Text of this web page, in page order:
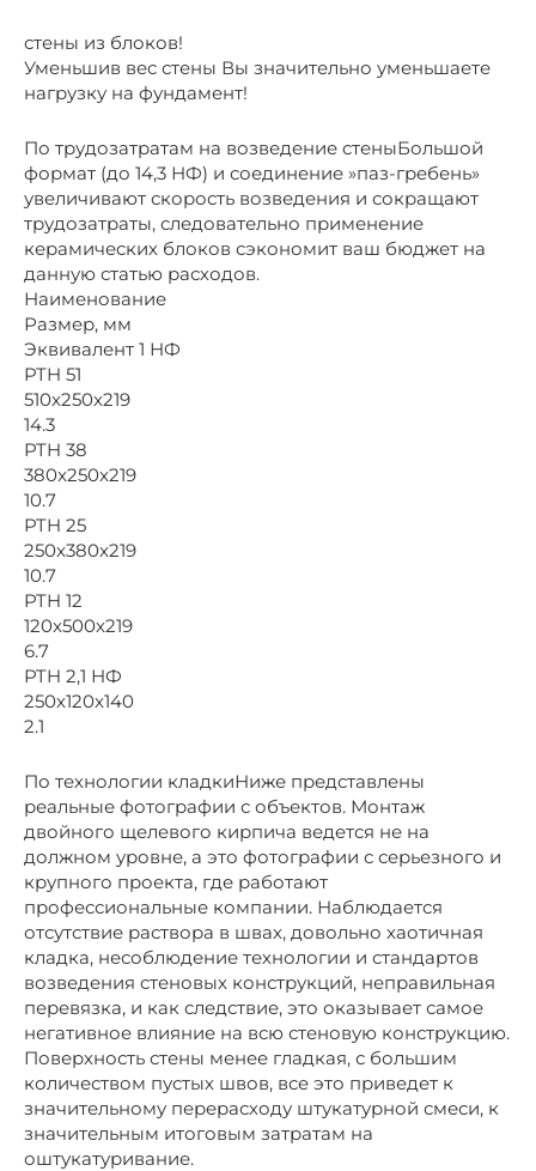
стены из блоков!
Уменьшив вес стены Вы значительно уменьшаете
нагрузку на фундамент!
По трудозатратам на возведение стеныБольшой
формат (до 14,3 НФ) и соединение »паз-гребень»
увеличивают скорость возведения и сокращают
трудозатраты, следовательно применение
керамических блоков сэкономит ваш бюджет на
данную статью расходов.
Наименование
Размер, мм
Эквивалент 1 НФ
PTH 51
510x250x219
14.3
PTH 38
380x250x219
10.7
PTH 25
250x380x219
10.7
PTH 12
120x500x219
6.7
PTH 2,1 НФ
250x120x140
2.1
По технологии кладкиНиже представлены
реальные фотографии с объектов. Монтаж
двойного щелевого кирпича ведется не на
должном уровне, а это фотографии с серьезного и
крупного проекта, где работают
профессиональные компании. Наблюдается
отсутствие раствора в швах, довольно хаотичная
кладка, несоблюдение технологии и стандартов
возведения стеновых конструкций, неправильная
перевязка, и как следствие, это оказывает самое
негативное влияние на всю стеновую конструкцию.
Поверхность стены менее гладкая, с большим
количеством пустых швов, все это приведет к
значительному перерасходу штукатурной смеси, к
значительным итоговым затратам на
оштукатуривание.